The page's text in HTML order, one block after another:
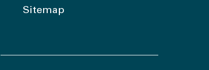
Sitemap